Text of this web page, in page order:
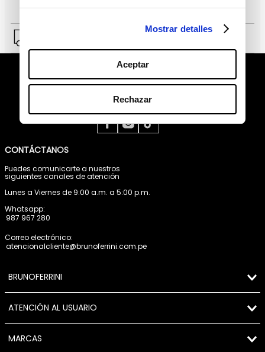
Mostrar detalles
Aceptar
Rechazar
Comprar fácil en solo 4 pasos
CONTÁCTANOS
Puedes comunicarte a nuestros
siguientes canales de atención
Lunes a Viernes de 9:00 a.m. a 5:00 p.m.
Whatsapp:
987 967 280
Correo electrónico:
atencionalcliente@brunoferrini.com.pe
BRUNOFERRINI
ATENCIÓN AL USUARIO
MARCAS